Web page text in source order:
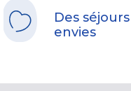
Des
envies